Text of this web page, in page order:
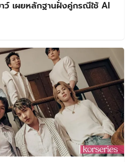
ว์ เผยหลักฐานฝั่งคู่กรณีใช้ AI